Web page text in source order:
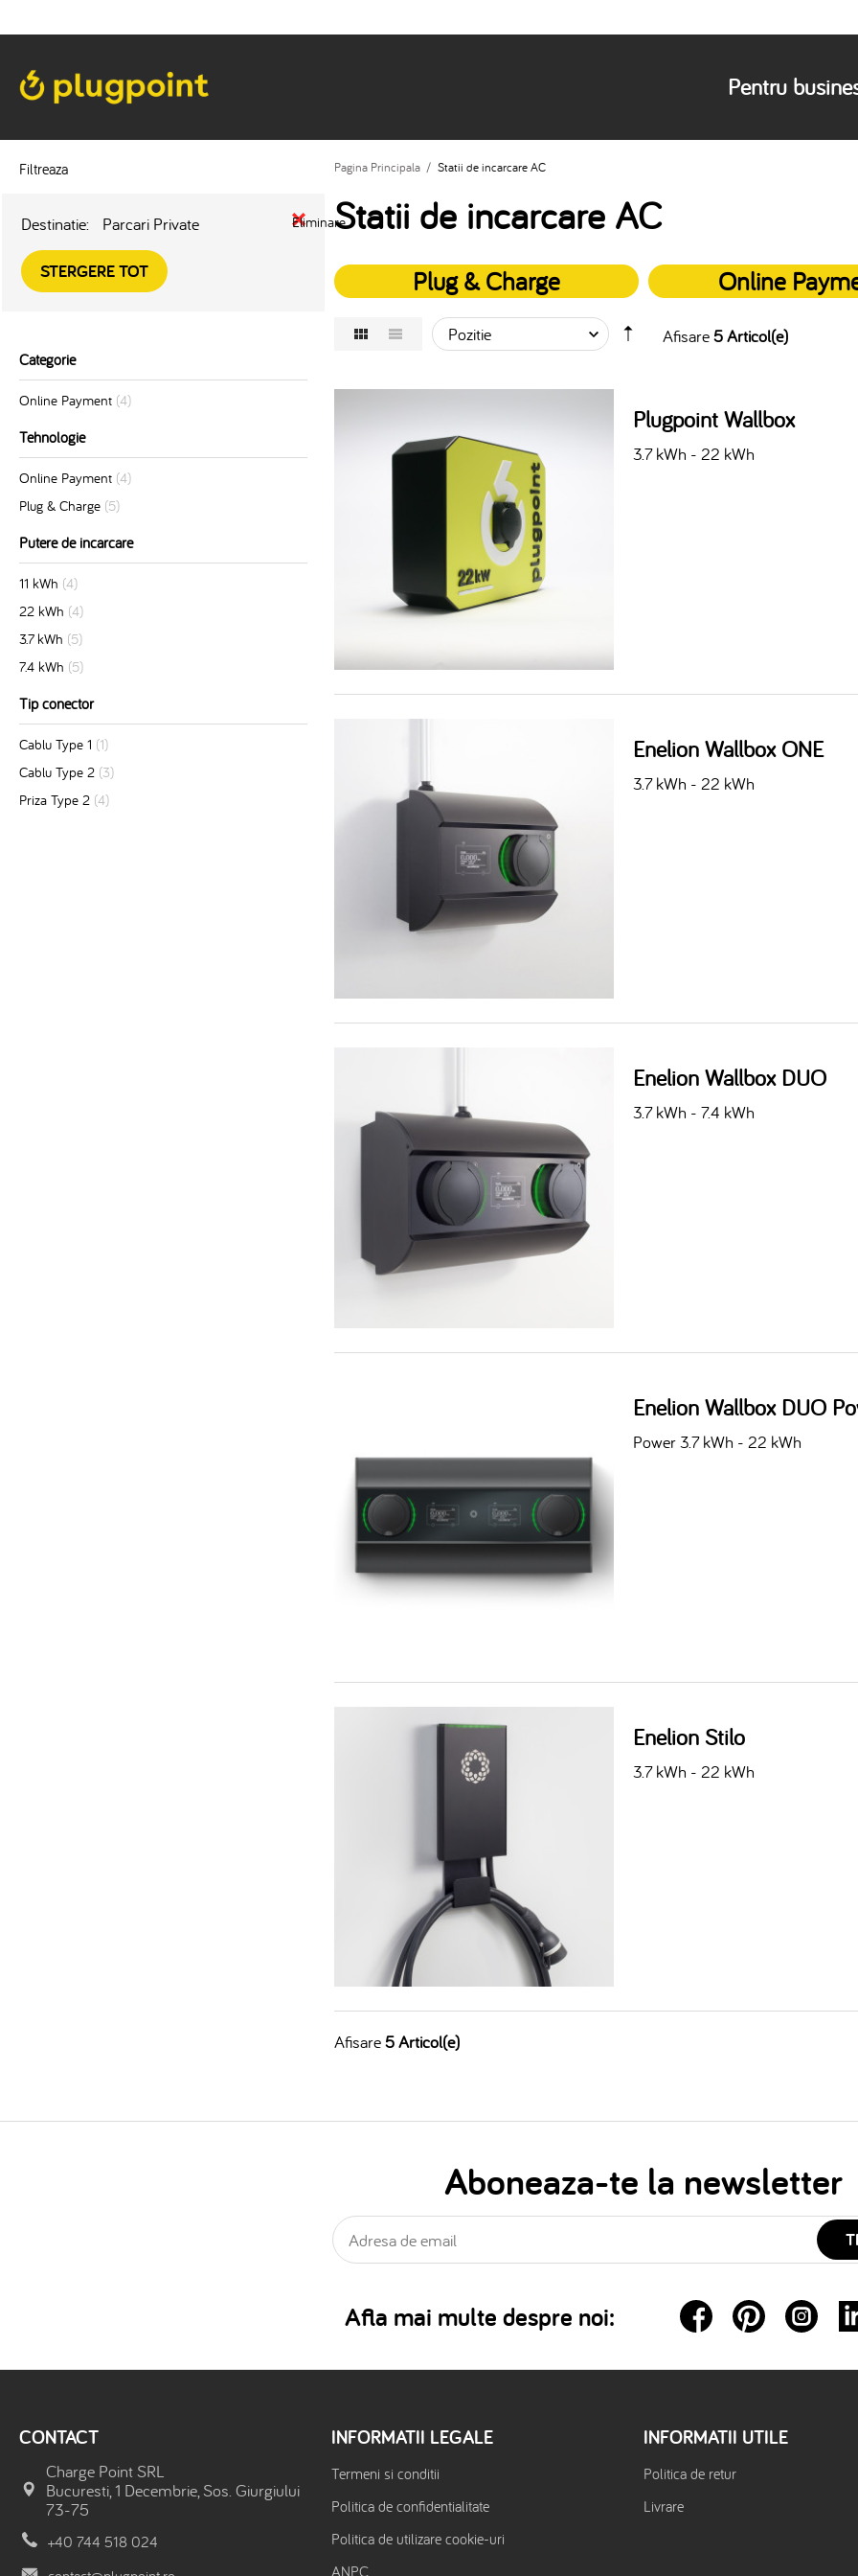
Pentru
Filtreaza
Destinatie: Parcari Private Eliminare
STERGERE TOT
Categorie
Online Payment (4)
Tehnologie
Online Payment (4)
Plug & Charge (5)
Putere de incarcare
11 kWh (4)
22 kWh (4)
3.7 kWh (5)
7.4 kWh (5)
Tip conector
Cablu Type 1 (1)
Cablu Type 2 (3)
Priza Type 2 (4)
Pagina Principala / Statii de incarcare AC
Statii de incarcare AC
Plug & Charge Online
Afisare5 Articol(e)
Plugpoint Wallbox
3.7 kWh - 22 kWh
Enelion Wallbox ONE
3.7 kWh - 22 kWh
Enelion Wallbox DUO
3.7 kWh - 7.4 kWh
Enelion Wallbox DUO
Power 3.7 kWh - 22 kWh
Enelion Stilo
3.7 kWh - 22 kWh
Afisare5 Articol(e)
Aboneaza-te la newsletter
Afla mai multe despre noi:
CONTACT
Charge Point SRL
Bucuresti, 1 Decembrie, Sos. Giurgiului
73-75
+40 744 518 024
INFORMATII LEGALE
Termeni si conditii
Politica de confidentialitate
Politica de utilizare cookie-uri
ANPC
INFORMATII UTILE
Politica de retur
Livrare